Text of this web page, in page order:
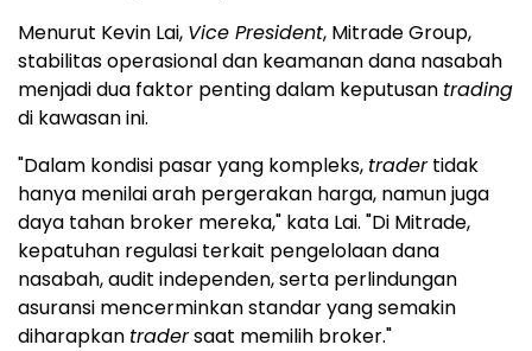
Menurut Kevin Lai, Vice President, Mitrade Group,
stabilitas operasional dan keamanan dana nasabah
menjadi dua faktor penting dalam keputusan trading
di kawasan ini.
"Dalam kondisi pasar yang kompleks, tradertidak
hanya menilai arah pergerakan harga, namun juga
daya tahan broker mereka," kata Lai. "Di Mitrade,
kepatuhan regulasi terkait pengelolaan dana
nasabah, audit independen, serta perlindungan
asuransi mencerminkan standar yang semakin
diharapkan tradersaat memilih broker."